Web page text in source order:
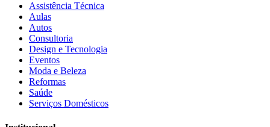
Assistência Técnica
Aulas
Autos
Consultoria
Design e Tecnologia
Eventos
Moda e Beleza
Reformas
Saúde
Serviços Domésticos